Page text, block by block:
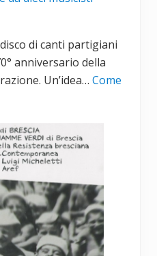
di canti partigiani
anniversario della
Un’idea… Come